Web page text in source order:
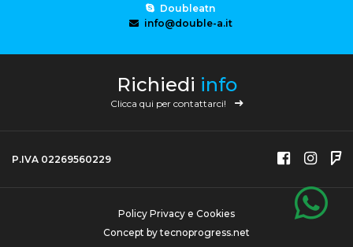
Doubleatn
info@double-a.it
Richiedi info
Clicca qui per contattarci!
P.IVA 02269560229
Policy Privacy e Cookies
Concept bytecnoprogress.net